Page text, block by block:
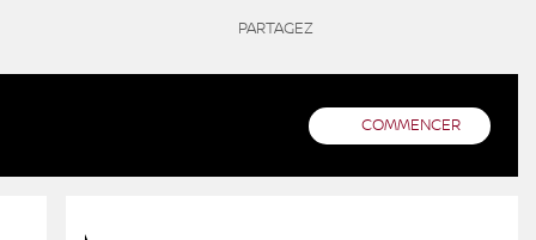
PARTAGEZ
COMMENCER